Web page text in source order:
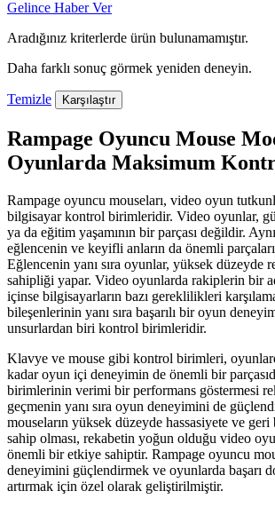
Gelince Haber Ver
Aradığınız kriterlerde ürün bulunamamıştır.
Daha farklı sonuç görmek yeniden deneyin.
Temizle Karşılaştır
Rampage Oyuncu Mouse
Oyunlarda Maksimum
Rampage oyuncu mouseları, video oyun
bilgisayar kontrol birimleridir. Video oyunlar,
ya da eğitim yaşamının bir parçası değildir.
eğlencenin ve keyifli anların da önemli
Eğlencenin yanı sıra oyunlar, yüksek düzeyde
sahipliği yapar. Video oyunlarda rakiplerin bir
içinse bilgisayarların bazı gereklilikleri
bileşenlerinin yanı sıra başarılı bir oyun
unsurlardan biri kontrol birimleridir.
Klavye ve mouse gibi kontrol birimleri,
kadar oyun içi deneyimin de önemli bir
birimlerinin verimi bir performans göstermesi
geçmenin yanı sıra oyun deneyimini de
mouseların yüksek düzeyde hassasiyete ve
sahip olması, rekabetin yoğun olduğu video
önemli bir etkiye sahiptir. Rampage oyuncu
deneyimini güçlendirmek ve oyunlarda başarı
artırmak için özel olarak geliştirilmiştir.